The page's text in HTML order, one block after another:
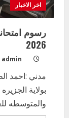
اخر الاخبار
رسوم
2026
admin
مدني :احمد
بولاية
والمتوسطه للعام 2026بواقع